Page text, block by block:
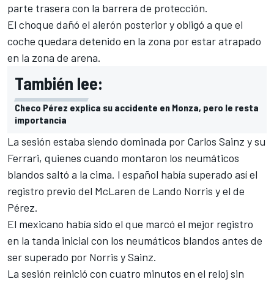
parte trasera con la barrera de protección.
El choque dañó el alerón posterior y obligó a que el
coche quedara detenido en la zona por estar atrapado
en la zona de arena.
También lee:
Checo Pérez explica su accidente en Monza, pero le resta
importancia
La sesión estaba siendo dominada por Carlos Sainz y su
Ferrari, quienes cuando montaron los neumáticos
blandos saltó a la cima. l español había superado así el
registro previo del McLaren de Lando Norris y el de
Pérez.
El mexicano había sido el que marcó el mejor registro
en la tanda inicial con los neumáticos blandos antes de
ser superado por Norris y Sainz.
La sesión reinició con cuatro minutos en el reloj sin